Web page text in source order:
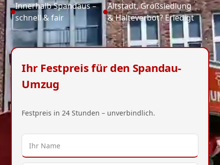
Innerhalb Spandaus –
schnell & fair
Altstadt, Großsiedlung
& Halteverbot? Erledigt
Ihr Festpreis für den Spandau-
Umzug
Festpreis in 24 Stunden – unverbindlich.